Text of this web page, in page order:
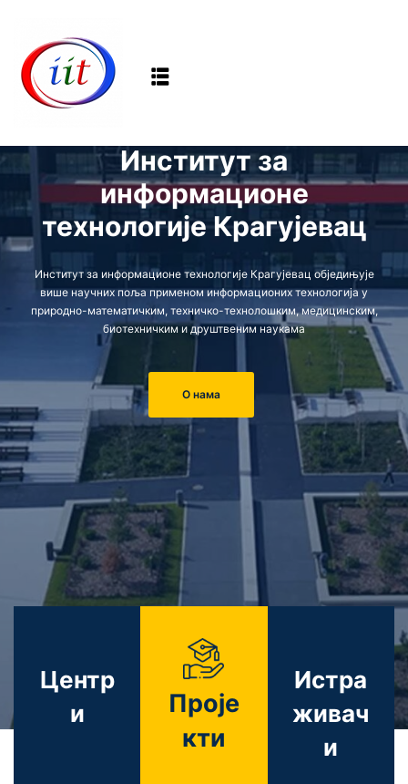
Институт за
информационе
технологије Крагујевац
Институт за информационе технологије Крагујевац обједињује
више научних поља применом информационих технологија у
природно-математичким, техничко-технолошким, медицинским,
биотехничким и друштвеним наукама
О нама
Центр
и
Проје
кти
Истра
живач
и
Remember me Lost your password?